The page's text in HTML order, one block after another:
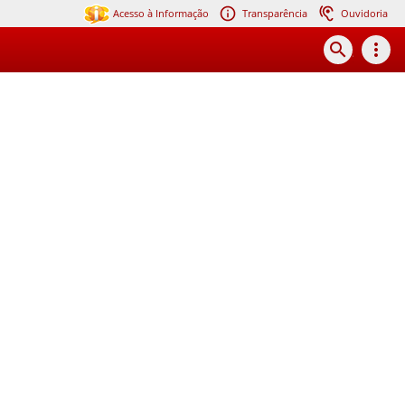
Acesso à Informação Transparência Ouvidoria
search more_vert